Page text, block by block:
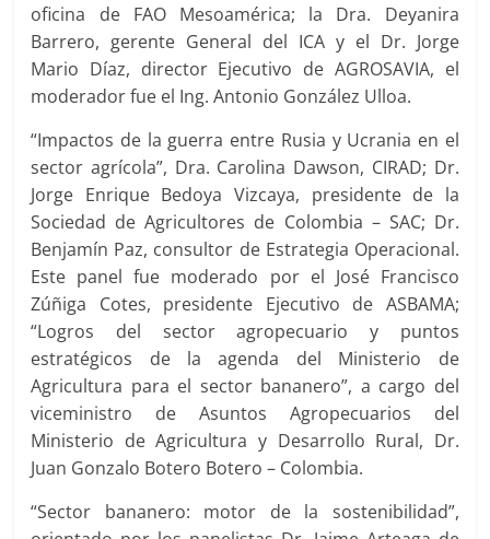
oficina de FAO Mesoamérica; la Dra. Deyanira
Barrero, gerente General del ICA y el Dr. Jorge
Mario Díaz, director Ejecutivo de AGROSAVIA, el
moderador fue el Ing. Antonio González Ulloa.
“Impactos de la guerra entre Rusia y Ucrania en el
sector agrícola”, Dra. Carolina Dawson, CIRAD; Dr.
Jorge Enrique Bedoya Vizcaya, presidente de la
Sociedad de Agricultores de Colombia – SAC; Dr.
Benjamín Paz, consultor de Estrategia Operacional.
Este panel fue moderado por el José Francisco
Zúñiga Cotes, presidente Ejecutivo de ASBAMA;
“Logros del sector agropecuario y puntos
estratégicos de la agenda del Ministerio de
Agricultura para el sector bananero”, a cargo del
viceministro de Asuntos Agropecuarios del
Ministerio de Agricultura y Desarrollo Rural, Dr.
Juan Gonzalo Botero Botero – Colombia.
“Sector bananero: motor de la sostenibilidad”,